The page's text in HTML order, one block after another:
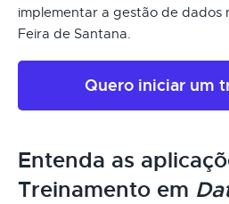
implementar a gestão de dados
Feira de Santana.
Quero iniciar um
Entenda as
Treinamento em